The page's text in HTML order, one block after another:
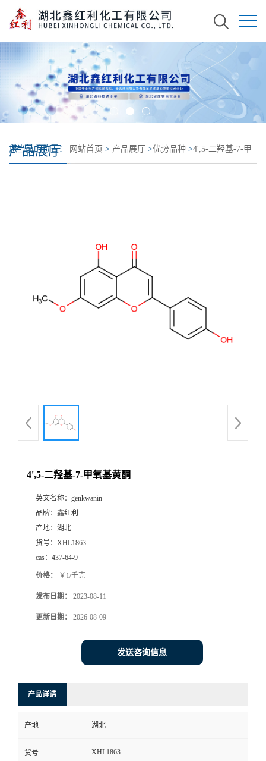
产品展厅
您当前的位置： 网站首页 > 产品展厅 >优势品种 >4',5-二羟基-7-甲
4',5-二羟基-7-甲氧基黄酮
英文名称： genkwanin
品牌： 鑫红利
产地： 湖北
货号： XHL1863
cas： 437-64-9
价格： ￥1/千克
发布日期： 2023-08-11
更新日期： 2026-08-09
发送咨询信息
产品详请
产地 湖北
货号 XHL1863